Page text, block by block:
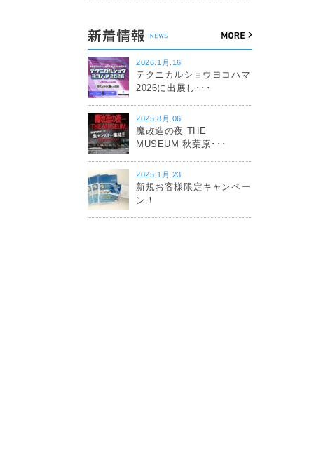
2026.1月.16
テクニカルショウヨコハマ
2026に出展し･･･
2025.8月.06
魔改造の夜 THE
MUSEUM 秋葉原･･･
2025.1月.23
新規お客様限定キャンペー
ン！